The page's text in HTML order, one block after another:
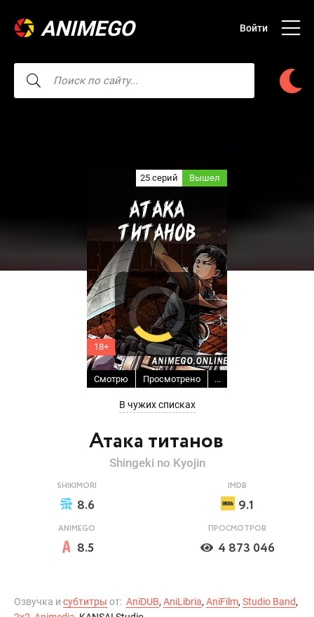
ANIMEGO Войти
Атака титанов
25 серий Вышел
18+
Смотрю Просмотрено ...
В чужих списках
Shingeki no Kyojin
SHIKIMORI
8.6
IMDB
9.1
ANIMEGO
8.5
ПРОСМОТРОВ
4 873 046
Озвучка и субтитры от: AniDUB, AniLibria, AniFilm, Studio Band,